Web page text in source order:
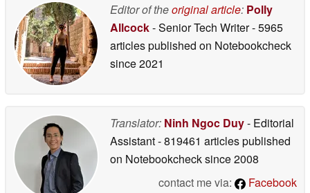
Editor of theoriginal article: Polly
Allcock- Senior Tech Writer- 5965
articles published on Notebookcheck
since 2021
Translator: Ninh Ngoc Duy- Editorial
Assistant- 819461 articles published
on Notebookchecksince 2008
contact me via:
Facebook